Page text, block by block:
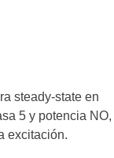
steady-state en
5 y potencia NO,
excitación.